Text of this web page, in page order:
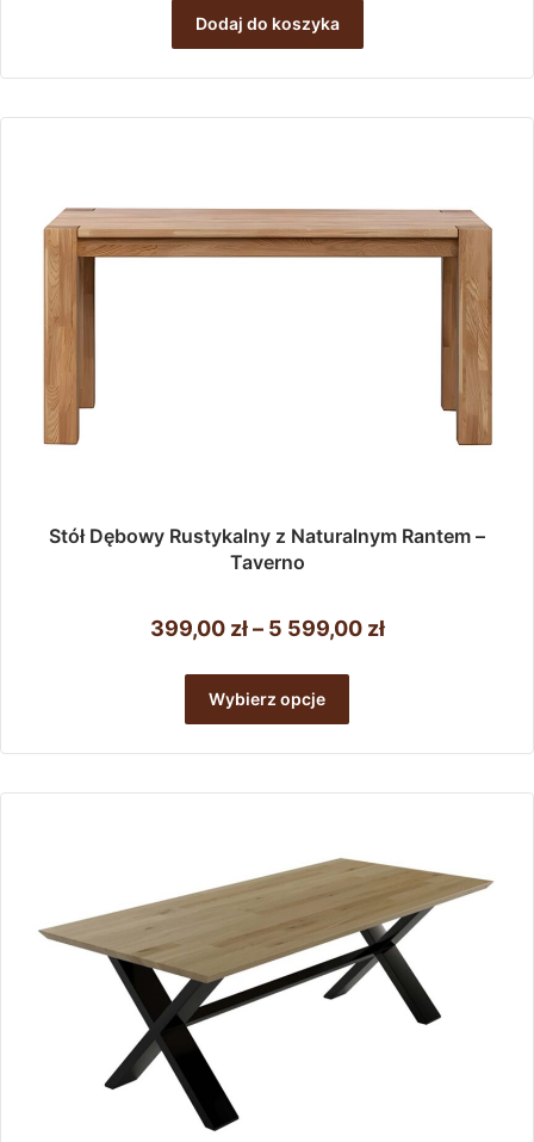
wynosiła:
1
599,00 zł. 199,00 zł.
Dodaj do koszyka
Stół Dębowy Rustykalny z Naturalnym Rantem –
Taverno
399,00 zł – 5 599,00 złZakres
do
5
Wybierz opcje
ma
Opcje
na
stronie
produktu